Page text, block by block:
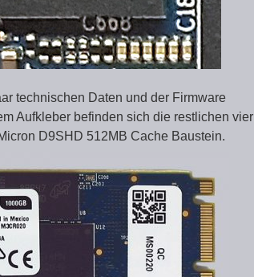
technischen Daten und der Firmware
Aufkleber befinden sich die restlichen vier
D9SHD 512MB Cache Baustein.